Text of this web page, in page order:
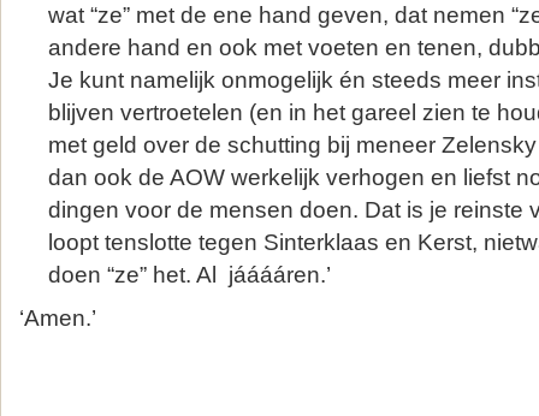
wat “ze” met de ene hand geven, dat nemen
andere hand en ook met voeten en tenen,
Je kunt namelijk onmogelijk én steeds meer
blijven vertroetelen (en in het gareel zien te
met geld over de schutting bij meneer
dan ook de AOW werkelijk verhogen en liefst
dingen voor de mensen doen. Dat is je reinste
loopt tenslotte tegen Sinterklaas en Kerst,
doen “ze” het. Al jááááren.’
‘Amen.’